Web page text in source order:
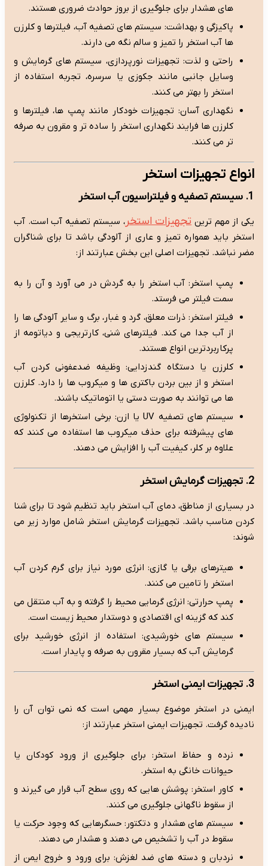
های هشدار برای جلوگیری از بروز حوادث ضروری هستند.
پاکیزگی و بهداشت: سیستم های تصفیه آب، فیلترها و کلرزن
ها آب استخر را تمیز و سالم نگه می دارند.
راحتی و لذت: تجهیزات نورپردازی، سیستم های گرمایش و
وسایل جانبی مانند جکوزی یا سرسره، تجربه استفاده از
استخر را بهتر می کنند.
نگهداری آسان: تجهیزات خودکار مانند پمپ ها، فیلترها و
کلرزن ها فرایند نگهداری استخر را ساده تر و مقرون به صرفه
تر می کنند.
انواع تجهیزات استخر
1. سیستم تصفیه و فیلتراسیون آب استخر
یکی از مهم ترینتجهیزات استخر، سیستم تصفیه آب است. آب
استخر باید همواره تمیز و عاری از آلودگی باشد تا برای شناگران
مضر نباشد. تجهیزات اصلی این بخش عبارتند از:
پمپ استخر: آب استخر را به گردش در می آورد و آن را به
سمت فیلتر می فرستد.
فیلتر استخر: ذرات معلق، گرد و غبار، برگ و سایر آلودگی ها را
از آب جدا می کند. فیلترهای شنی، کارتریجی و دیاتومه از
پرکاربردترین انواع هستند.
کلرزن یا دستگاه گندزدایی: وظیفه ضدعفونی کردن آب
استخر و از بین بردن باکتری ها و میکروب ها را دارد. کلرزن
ها می توانند به صورت دستی یا اتوماتیک باشند.
سیستم های تصفیه UV یا ازن: برخی استخرها از تکنولوژی
های پیشرفته برای حذف میکروب ها استفاده می کنند که
علاوه بر کلر، کیفیت آب را افزایش می دهند.
2. تجهیزات گرمایش استخر
در بسیاری از مناطق، دمای آب استخر باید تنظیم شود تا برای شنا
کردن مناسب باشد. تجهیزات گرمایش استخر شامل موارد زیر می
شوند:
هیترهای برقی یا گازی: انرژی مورد نیاز برای گرم کردن آب
استخر را تامین می کنند.
پمپ حرارتی: انرژی گرمایی محیط را گرفته و به آب منتقل می
کند که گزینه ای اقتصادی و دوستدار محیط زیست است.
سیستم های خورشیدی: استفاده از انرژی خورشید برای
گرمایش آب که بسیار مقرون به صرفه و پایدار است.
3. تجهیزات ایمنی استخر
ایمنی در استخر موضوع بسیار مهمی است که نمی توان آن را
نادیده گرفت. تجهیزات ایمنی استخر عبارتند از:
نرده و حفاظ استخر: برای جلوگیری از ورود کودکان یا
حیوانات خانگی به استخر.
کاور استخر: پوشش هایی که روی سطح آب قرار می گیرند و
از سقوط ناگهانی جلوگیری می کنند.
سیستم های هشدار و دتکتور: حسگرهایی که وجود حرکت یا
سقوط در آب را تشخیص می دهند و هشدار می دهند.
نردبان و دسته های ضد لغزش: برای ورود و خروج ایمن از